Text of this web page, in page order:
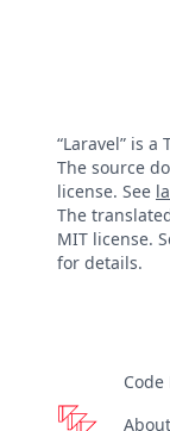
“Laravel” is a
The source
license. See
The
MIT license.
for details.